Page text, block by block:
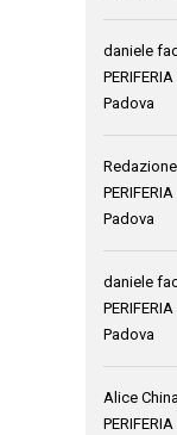
daniele
Padova
Redazione
Padova
daniele
Padova
Alice